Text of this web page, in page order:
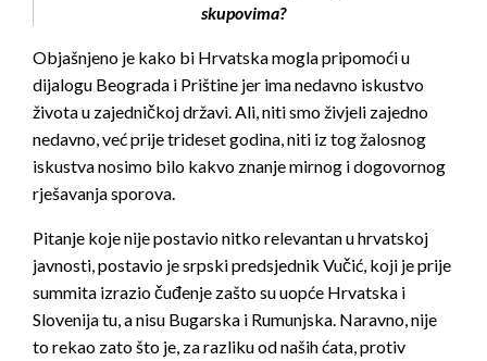
skupovima?
Objašnjeno je kako bi Hrvatska mogla pripomoći u
dijalogu Beograda i Prištine jer ima nedavno iskustvo
života u zajedničkoj državi. Ali, niti smo živjeli zajedno
nedavno, već prije trideset godina, niti iz tog žalosnog
iskustva nosimo bilo kakvo znanje mirnog i dogovornog
rješavanja sporova.
Pitanje koje nije postavio nitko relevantan u hrvatskoj
javnosti, postavio je srpski predsjednik Vučić, koji je prije
summita izrazio čuđenje zašto su uopće Hrvatska i
Slovenija tu, a nisu Bugarska i Rumunjska. Naravno, nije
to rekao zato što je, za razliku od naših ćata, protiv